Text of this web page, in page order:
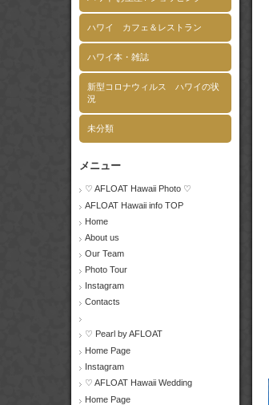
ハワイ カフェ＆レストラン
ハワイ本・雑誌
新型コロナウィルス ハワイの状
況
未分類
メニュー
♡ AFLOAT Hawaii Photo ♡
AFLOAT Hawaii info TOP
Home
About us
Our Team
Photo Tour
Instagram
Contacts
♡ Pearl by AFLOAT
Home Page
Instagram
♡ AFLOAT Hawaii Wedding
Home Page